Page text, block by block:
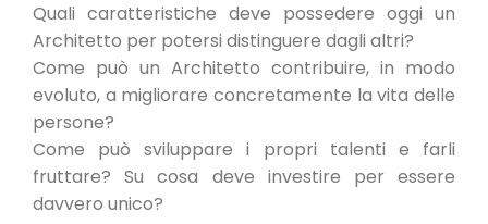
Quali caratteristiche deve possedere oggi un
Architetto per potersi distinguere dagli altri?
Come può un Architetto contribuire, in modo
evoluto, a migliorare concretamente la vita delle
persone?
Come può sviluppare i propri talenti e farli
fruttare? Su cosa deve investire per essere
davvero unico?